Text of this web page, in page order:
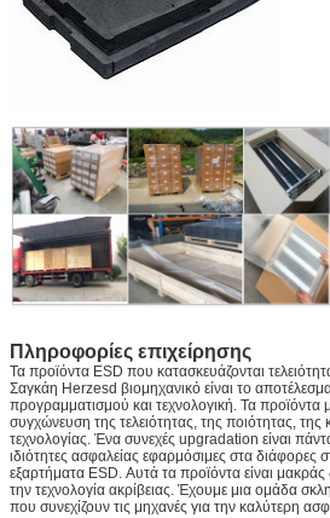
Πληροφορίες επιχείρησης
Τα προϊόντα ESD που κατασκευάζονται
Σαγκάη Herzesd βιομηχανικό είναι το
προγραμματισμού και τεχνολογική. Τα προϊόντα
συγχώνευση της τελειότητας, της ποιότητας, της
τεχνολογίας. Ένα συνεχές upgradation είναι
ιδιότητες ασφαλείας εφαρμόσιμες στα διάφορες
εξαρτήματα ESD. Αυτά τα προϊόντα είναι μακράς
την τεχνολογία ακρίβειας. Έχουμε μια ομάδα
που συνεχίζουν τις μηχανές για την καλύτερη